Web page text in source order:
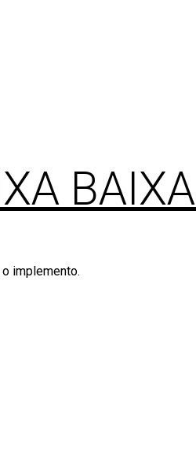
BAIXA
implemento.